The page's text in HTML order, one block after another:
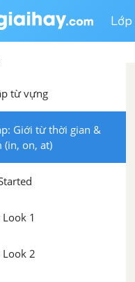
A Visit to a School
từ vựng
Giới từ thời gian &
(in, on, at)
1
Look 2